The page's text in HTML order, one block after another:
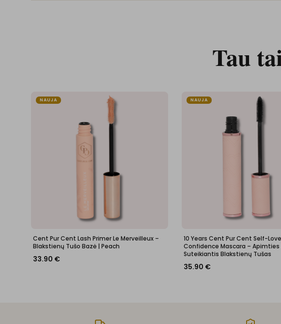
Tau
NAUJA
Cent Pur Cent Lash Primer Le Merveilleux –
Blakstienų Tušo Bazė | Peach
33.90 €
NAUJA
10 Years Cent Pur Cent Self-Love
Confidence Mascara – Apimties
Suteikiantis Blakstienų Tušas
35.90 €